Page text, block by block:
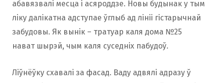
абавязвалі месца і асяроддзе. Новы будынак у тым
ліку далікатна адступае ўглыб ад лініі гістарычнай
забудовы. Як вынік – тратуар каля дома №25
нават шырэй, чым каля суседніх пабудоў.
Ліўнёўку схавалі за фасад. Ваду адвялі адразу ў